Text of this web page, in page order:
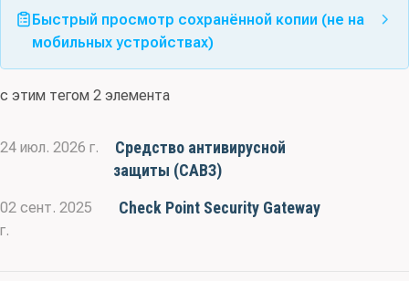
Быстрый просмотр сохранённой копии (не на
мобильных устройствах)
с этим тегом 2 элемента
24 июл. 2026 г.
Средство антивирусной
защиты (САВЗ)
02 сент. 2025
г.
Check Point Security Gateway